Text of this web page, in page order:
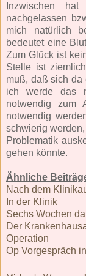
Inzwischen
nachgelassen
mich natürlich
bedeutet eine
Zum Glück ist
Stelle ist
muß, daß sich da
ich werde das
notwendig zum
notwendig
schwierig
Problematik
gehen könnte.
Ähnliche
Nach dem
In der Klinik
Sechs Wochen
Der
Operation
Op Vorgespräch